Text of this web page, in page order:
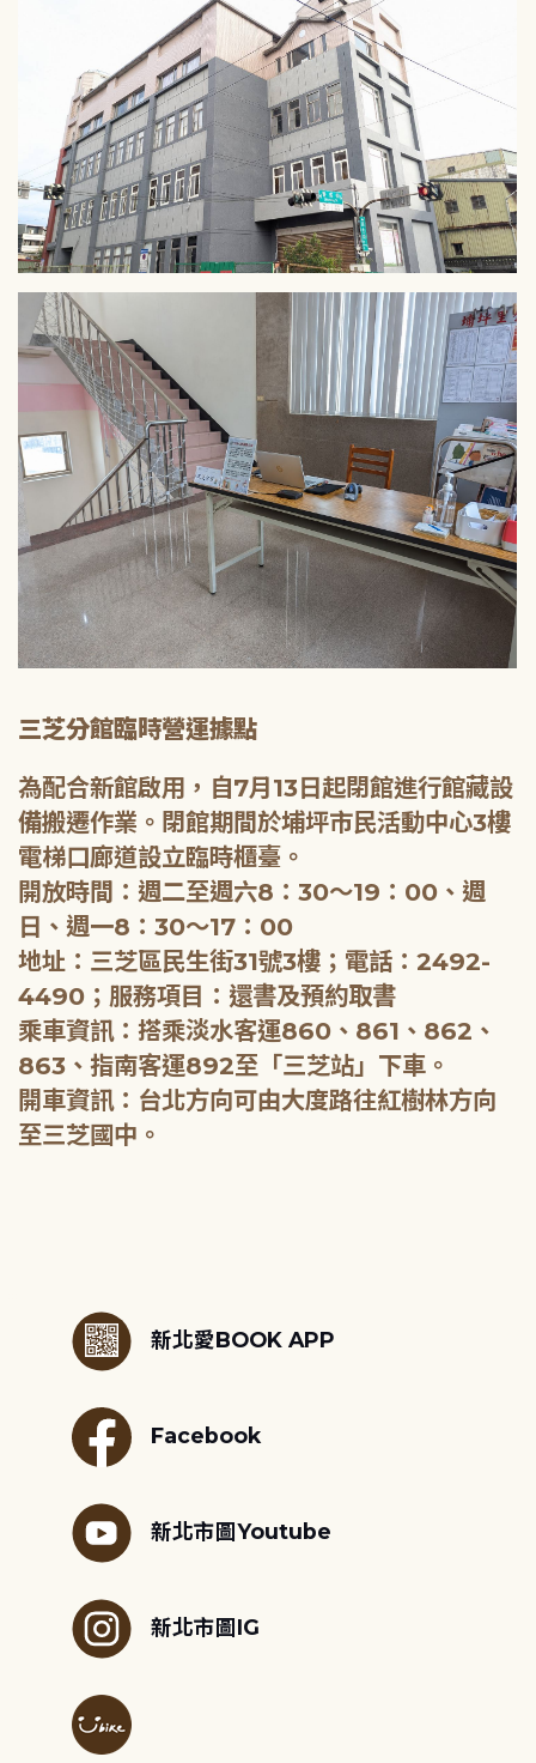
三芝分館臨時營運據點
為配合新館啟用，自7月13日起閉館進行館藏設
備搬遷作業。閉館期間於埔坪市民活動中心3樓
電梯口廊道設立臨時櫃臺。
開放時間：週二至週六8：30～19：00、週
日、週一8：30～17：00
地址：三芝區民生街31號3樓；電話：2492-
4490；服務項目：還書及預約取書
乘車資訊：搭乘淡水客運860、861、862、
863、指南客運892至「三芝站」下車。
開車資訊：台北方向可由大度路往紅樹林方向
至三芝國中。
新北愛BOOK APP
Facebook
新北市圖Youtube
新北市圖IG